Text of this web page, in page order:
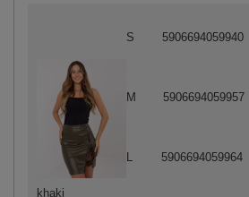
khaki
S 5906694059940
M 5906694059957
L 5906694059964